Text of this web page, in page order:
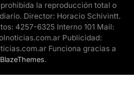
la reproducción total o
Director: Horacio Schivintt.
4257-6325 Interno 101 Mail:
Publicidad:
Funciona gracias a
BlazeThemes.